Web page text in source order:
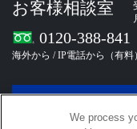
We process